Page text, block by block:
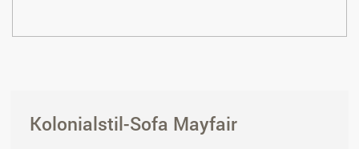
Kolonialstil-Sofa Mayfair